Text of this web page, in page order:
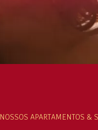
NOSSOS APARTAMENTOS &